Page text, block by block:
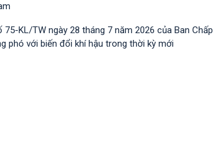
KL/TW ngày 28 tháng 7 năm 2026 của Ban Chấp
phó với biến đổi khí hậu trong thời kỳ mới